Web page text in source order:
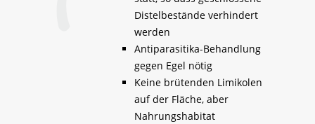
Distelbestände verhindert
werden
Antiparasitika-Behandlung
gegen Egel nötig
Keine brütenden Limikolen
auf der Fläche, aber
Nahrungshabitat